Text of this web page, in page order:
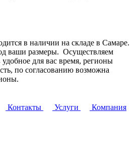
в наличии на складе в Самаре.
ваши размеры. Осуществляем
для вас время, регионы
по согласованию возможна
Контакты Услуги
Компания